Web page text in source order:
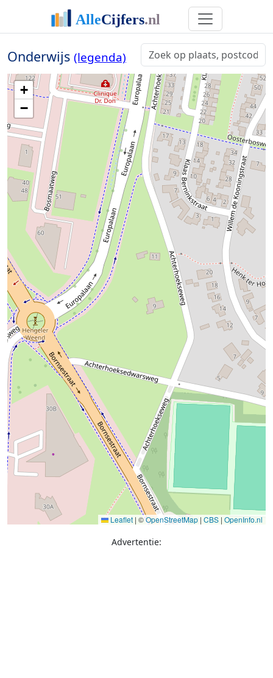
Onderwijs (legenda)
+
−
Leaflet | ©OpenStreetMap | CBS | OpenInfo.nl
Advertentie: